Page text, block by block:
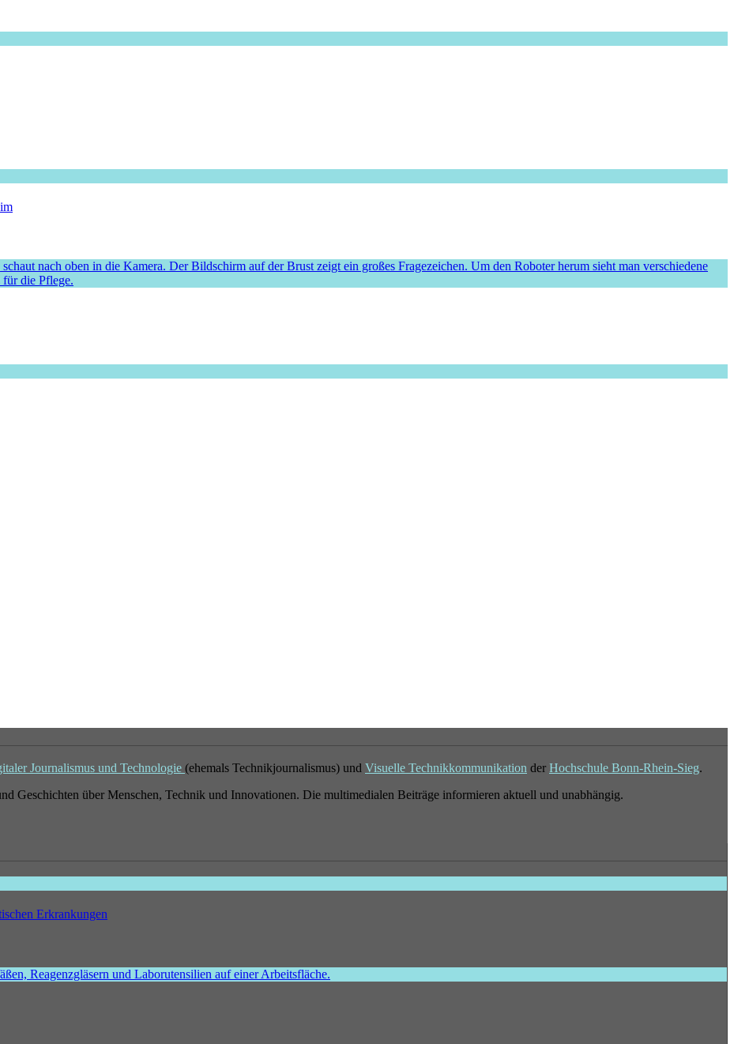
Journalismus und Technologie (ehemals Technikjournalismus) und Visuelle Technikkommunikation der Hochschule Bonn-Rhein-Sieg.
Geschichten über Menschen, Technik und Innovationen. Die multimedialen Beiträge informieren aktuell und unabhängig.
Erkrankungen